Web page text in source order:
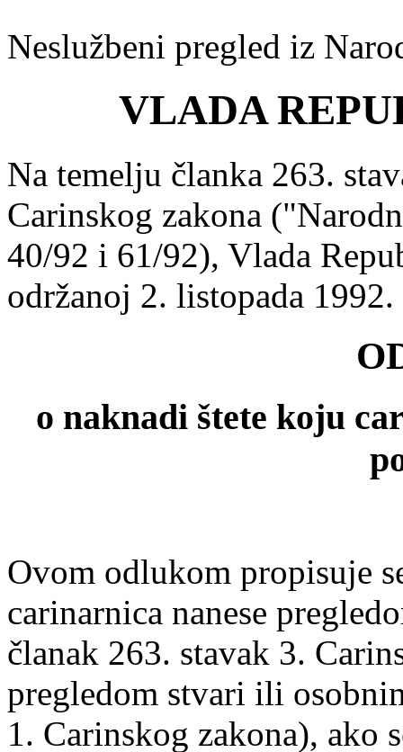
Neslužbeni pregled iz
VLADA
Na temelju članka 263.
Carinskog zakona
40/92 i 61/92), Vlada
održanoj 2. listopada
o naknadi štete koju
Ovom odlukom propisuje
carinarnica nanese
članak 263. stavak 3.
pregledom stvari ili
1. Carinskog zakona), ako